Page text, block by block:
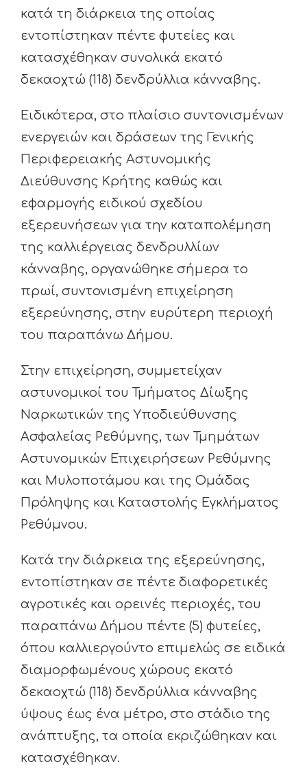
κατά τη διάρκεια της οποίας
εντοπίστηκαν πέντε φυτείες και
κατασχέθηκαν συνολικά εκατό
δεκαοχτώ (118) δενδρύλλια κάνναβης.
Ειδικότερα, στο πλαίσιο συντονισμένων
ενεργειών και δράσεων της Γενικής
Περιφερειακής Αστυνομικής
Διεύθυνσης Κρήτης καθώς και
εφαρμογής ειδικού σχεδίου
εξερευνήσεων για την καταπολέμηση
της καλλιέργειας δενδρυλλίων
κάνναβης, οργανώθηκε σήμερα το
πρωί, συντονισμένη επιχείρηση
εξερεύνησης, στην ευρύτερη περιοχή
του παραπάνω Δήμου.
Στην επιχείρηση, συμμετείχαν
αστυνομικοί του Τμήματος Δίωξης
Ναρκωτικών της Υποδιεύθυνσης
Ασφαλείας Ρεθύμνης, των Τμημάτων
Αστυνομικών Επιχειρήσεων Ρεθύμνης
και Μυλοποτάμου και της Ομάδας
Πρόληψης και Καταστολής Εγκλήματος
Ρεθύμνου.
Κατά την διάρκεια της εξερεύνησης,
εντοπίστηκαν σε πέντε διαφορετικές
αγροτικές και ορεινές περιοχές, του
παραπάνω Δήμου πέντε (5) φυτείες,
όπου καλλιεργούντο επιμελώς σε ειδικά
διαμορφωμένους χώρους εκατό
δεκαοχτώ (118) δενδρύλλια κάνναβης
ύψους έως ένα μέτρο, στο στάδιο της
ανάπτυξης, τα οποία εκριζώθηκαν και
κατασχέθηκαν.